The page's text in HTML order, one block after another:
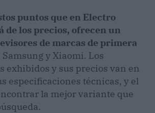
puntos que en Electro
de los precios, ofrecen un
de marcas de primera
Samsung y Xiaomi. Los
exhibidos y sus precios van en
especificaciones técnicas, y el
la mejor variante que